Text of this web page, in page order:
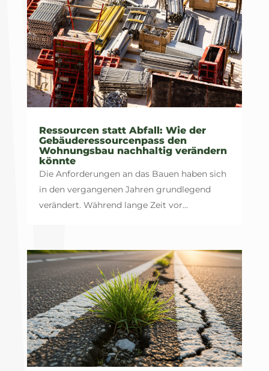
Ressourcen statt Abfall: Wie der
Gebäuderessourcenpass den
Wohnungsbau nachhaltig verändern
könnte
Die Anforderungen an das Bauen haben sich
in den vergangenen Jahren grundlegend
verändert. Während lange Zeit vor...